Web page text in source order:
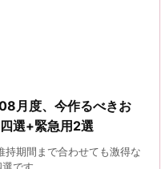
月度、今作るべきお
選+緊急用2選
期間まで合わせても激得な
です ...